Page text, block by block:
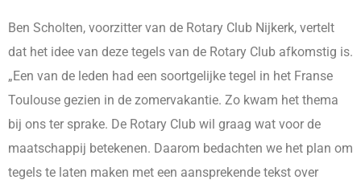
Ben Scholten, voorzitter van de Rotary Club Nijkerk, vertelt
dat het idee van deze tegels van de Rotary Club afkomstig is.
„Een van de leden had een soortgelijke tegel in het Franse
Toulouse gezien in de zomervakantie. Zo kwam het thema
bij ons ter sprake. De Rotary Club wil graag wat voor de
maatschappij betekenen. Daarom bedachten we het plan om
tegels te laten maken met een aansprekende tekst over